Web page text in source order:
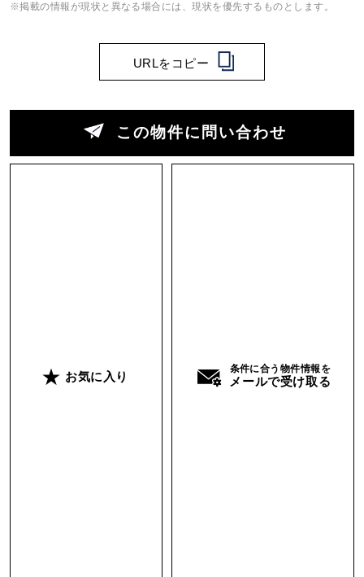
※掲載の情報が現状と異なる場合には、現状を優先するものとします。
URLをコピー
この物件に問い合わせ
お気に入り
条件に合う物件情報を
メールで受け取る